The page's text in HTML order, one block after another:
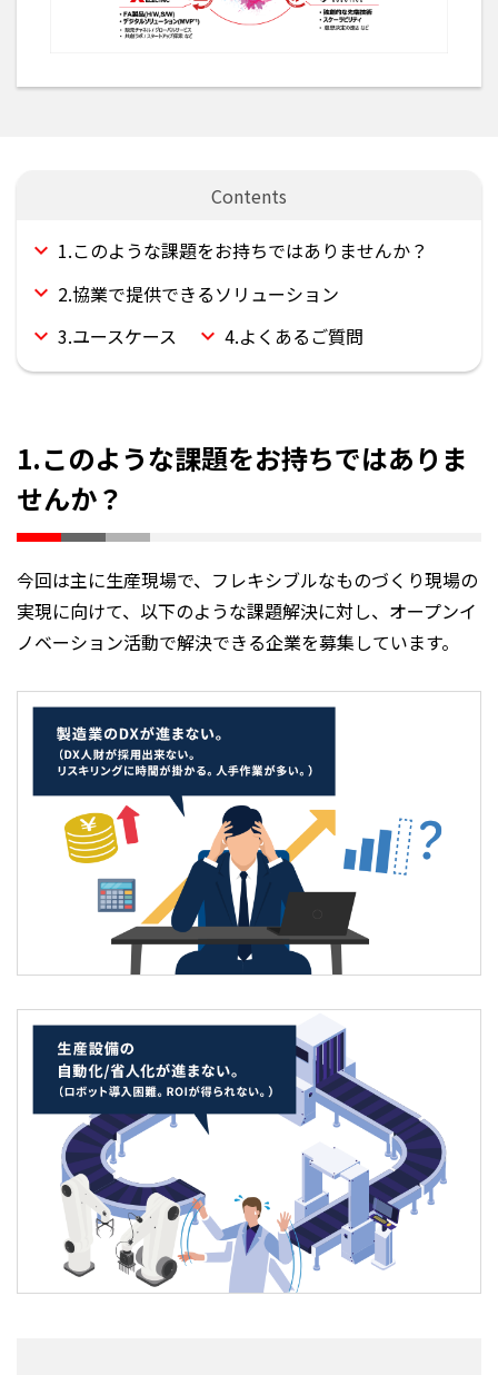
1.このような課題をお持ちではありませんか？
2.協業で提供できるソリューション
3.ユースケース
4.よくあるご質問
1.このような課題をお持ちではありま
せんか？
今回は主に生産現場で、フレキシブルなものづくり現場の
実現に向けて、以下のような課題解決に対し、オープンイ
ノベーション活動で解決できる企業を募集しています。